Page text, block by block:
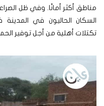
مناطق أكثر أمانًا. وفي ظل
السكان الحاليون في
تكتلات أهلية من أجل توفير